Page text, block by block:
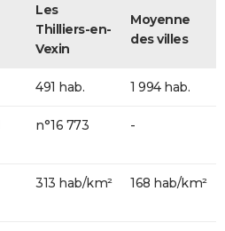
Les
Thilliers-en-
Vexin
Moyenne
des villes
491 hab. 1 994 hab.
n°16 773 -
313 hab/km² 168 hab/km²